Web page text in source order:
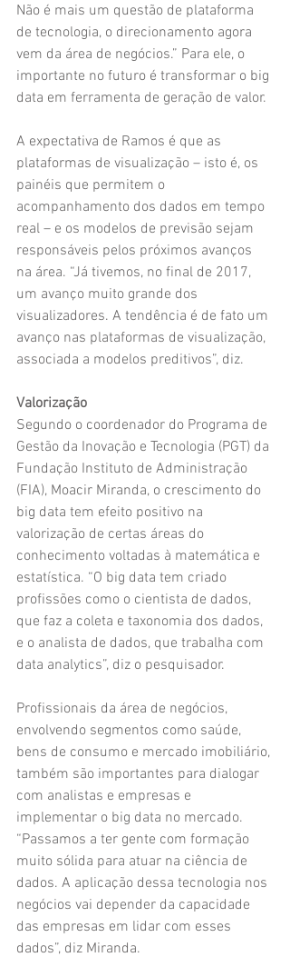
Não é mais um questão de plataforma
de tecnologia, o direcionamento agora
vem da área de negócios.” Para ele, o
importante no futuro é transformar o big
data em ferramenta de geração de valor.
A expectativa de Ramos é que as
plataformas de visualização – isto é, os
painéis que permitem o
acompanhamento dos dados em tempo
real – e os modelos de previsão sejam
responsáveis pelos próximos avanços
na área. “Já tivemos, no final de 2017,
um avanço muito grande dos
visualizadores. A tendência é de fato um
avanço nas plataformas de visualização,
associada a modelos preditivos”, diz.
Valorização
Segundo o coordenador do Programa de
Gestão da Inovação e Tecnologia (PGT) da
Fundação Instituto de Administração
(FIA), Moacir Miranda, o crescimento do
big data tem efeito positivo na
valorização de certas áreas do
conhecimento voltadas à matemática e
estatística. “O big data tem criado
profissões como o cientista de dados,
que faz a coleta e taxonomia dos dados,
e o analista de dados, que trabalha com
data analytics”, diz o pesquisador.
Profissionais da área de negócios,
envolvendo segmentos como saúde,
bens de consumo e mercado imobiliário,
também são importantes para dialogar
com analistas e empresas e
implementar o big data no mercado.
“Passamos a ter gente com formação
muito sólida para atuar na ciência de
dados. A aplicação dessa tecnologia nos
negócios vai depender da capacidade
das empresas em lidar com esses
dados”, diz Miranda.